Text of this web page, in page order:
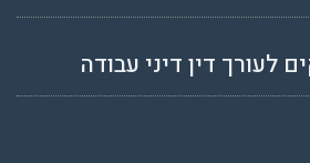
לעורך דין דיני עבודה